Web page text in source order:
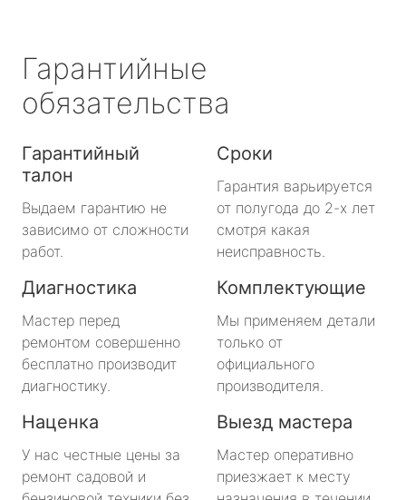
Гарантийные
обязательства
Гарантийный
талон
Выдаем гарантию не
зависимо от сложности
работ.
Сроки
Гарантия варьируется
от полугода до 2-х лет
смотря какая
неисправность.
Диагностика
Мастер перед
ремонтом совершенно
бесплатно производит
диагностику.
Комплектующие
Мы применяем детали
только от
официального
производителя.
Наценка
У нас честные цены за
ремонт садовой и
Выезд мастера
Мастер оперативно
приезжает к месту